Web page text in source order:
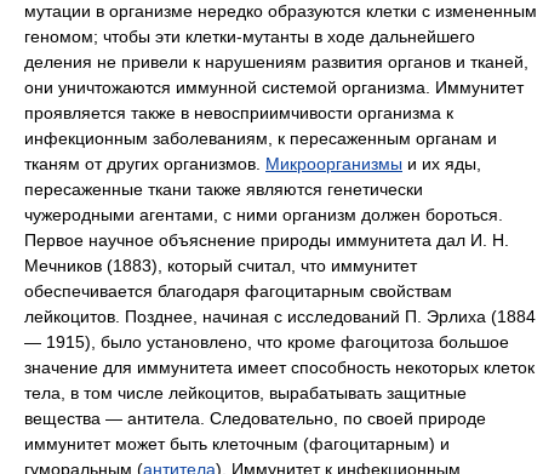
мутации в организме нередко образуются клетки с измененным
геномом; чтобы эти клетки-мутанты в ходе дальнейшего
деления не привели к нарушениям развития органов и тканей,
они уничтожаются иммунной системой организма. Иммунитет
проявляется также в невосприимчивости организма к
инфекционным заболеваниям, к пересаженным органам и
тканям от других организмов. Микроорганизмы и их яды,
пересаженные ткани также являются генетически
чужеродными агентами, с ними организм должен бороться.
Первое научное объяснение природы иммунитета дал И. Н.
Мечников (1883), который считал, что иммунитет
обеспечивается благодаря фагоцитарным свойствам
лейкоцитов. Позднее, начиная с исследований П. Эрлиха (1884
— 1915), было установлено, что кроме фагоцитоза большое
значение для иммунитета имеет способность некоторых клеток
тела, в том числе лейкоцитов, вырабатывать защитные
вещества — антитела. Следовательно, по своей природе
иммунитет может быть клеточным (фагоцитарным) и
гуморальным (антитела). Иммунитет к инфекционным